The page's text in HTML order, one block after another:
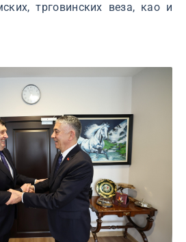
трговинских веза, као и